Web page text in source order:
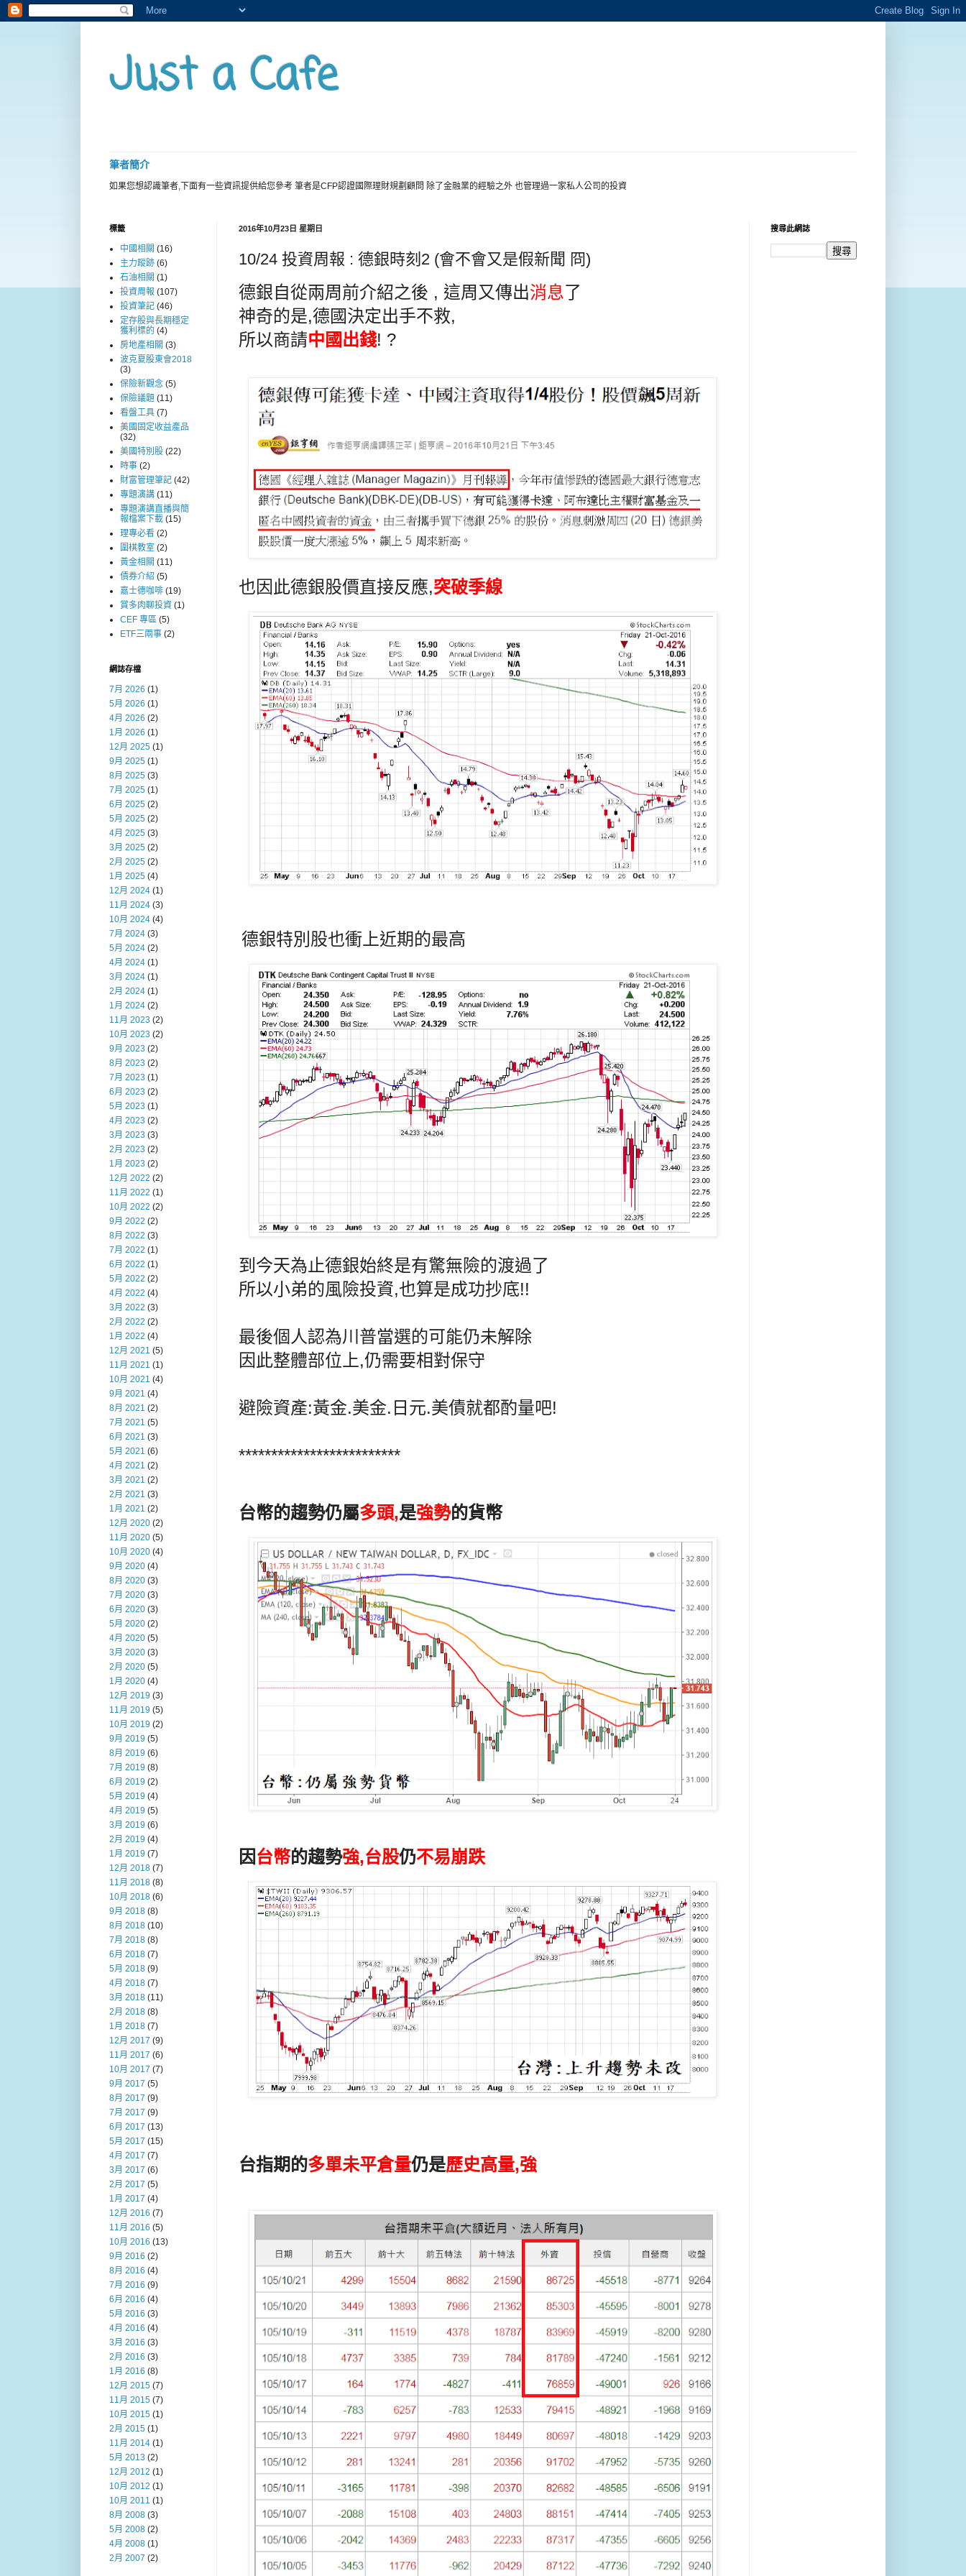
Just a Cafe
筆者簡介
如果您想認識筆者,下面有一些資訊提供給您參考 筆者是CFP認證國際理財規劃顧問 除了金融業的經驗之外 也管理過一家私人公司的投資
2016年10月23日 星期日
10/24 投資周報 : 德銀時刻2 (會不會又是假新聞 冏)
德銀自從兩周前介紹之後 , 這周又傳出消息了
神奇的是,德國決定出手不救,
所以商請中國出錢! ?
也因此德銀股價直接反應,突破季線
德銀特別股也衝上近期的最高
到今天為止德銀始終是有驚無險的渡過了
所以小弟的風險投資,也算是成功抄底!!
最後個人認為川普當選的可能仍未解除
因此整體部位上,仍需要相對保守
避險資產:黃金.美金.日元.美債就都酌量吧!
*************************
台幣的趨勢仍屬多頭,是強勢的貨幣
因台幣的趨勢強,台股仍不易崩跌
台指期的多單未平倉量仍是歷史高量,強
標籤
中國相關 (16)
主力蹤跡 (6)
石油相關 (1)
投資周報 (107)
投資筆記 (46)
定存股與長期穩定
獲利標的 (4)
房地產相關 (3)
波克夏股東會2018
(3)
保險新觀念 (5)
保險議題 (11)
看盤工具 (7)
美國固定收益產品
(32)
美國特別股 (22)
時事 (2)
財富管理筆記 (42)
專題演講 (11)
專題演講直播與簡
報檔案下載 (15)
理專必看 (2)
圍棋教室 (2)
黃金相關 (11)
債券介紹 (5)
嘉士德咖啡 (19)
賞多肉聊投資 (1)
CEF 專區 (5)
ETF三兩事 (2)
網誌存檔
7月 2026 (1)
5月 2026 (1)
4月 2026 (2)
1月 2026 (1)
12月 2025 (1)
9月 2025 (1)
8月 2025 (3)
7月 2025 (1)
6月 2025 (2)
5月 2025 (2)
4月 2025 (3)
3月 2025 (2)
2月 2025 (2)
1月 2025 (4)
12月 2024 (1)
11月 2024 (3)
10月 2024 (4)
7月 2024 (3)
5月 2024 (2)
4月 2024 (1)
3月 2024 (1)
2月 2024 (1)
1月 2024 (2)
11月 2023 (2)
10月 2023 (2)
9月 2023 (2)
8月 2023 (2)
7月 2023 (1)
6月 2023 (2)
5月 2023 (1)
4月 2023 (2)
3月 2023 (3)
2月 2023 (2)
1月 2023 (2)
12月 2022 (2)
11月 2022 (1)
10月 2022 (2)
9月 2022 (2)
8月 2022 (3)
7月 2022 (1)
6月 2022 (1)
5月 2022 (2)
4月 2022 (4)
3月 2022 (3)
2月 2022 (2)
1月 2022 (4)
12月 2021 (5)
11月 2021 (1)
10月 2021 (4)
9月 2021 (4)
8月 2021 (2)
7月 2021 (5)
6月 2021 (3)
5月 2021 (6)
4月 2021 (2)
3月 2021 (2)
2月 2021 (3)
1月 2021 (2)
12月 2020 (2)
11月 2020 (5)
10月 2020 (4)
9月 2020 (4)
8月 2020 (3)
7月 2020 (3)
6月 2020 (3)
5月 2020 (2)
4月 2020 (5)
3月 2020 (3)
2月 2020 (5)
1月 2020 (4)
12月 2019 (3)
11月 2019 (5)
10月 2019 (2)
9月 2019 (5)
8月 2019 (6)
7月 2019 (8)
6月 2019 (2)
5月 2019 (4)
4月 2019 (5)
3月 2019 (6)
2月 2019 (4)
1月 2019 (7)
12月 2018 (7)
11月 2018 (8)
10月 2018 (6)
9月 2018 (8)
8月 2018 (10)
7月 2018 (8)
6月 2018 (7)
5月 2018 (9)
4月 2018 (7)
3月 2018 (11)
2月 2018 (8)
1月 2018 (7)
12月 2017 (9)
11月 2017 (6)
10月 2017 (7)
9月 2017 (5)
8月 2017 (9)
7月 2017 (9)
6月 2017 (13)
5月 2017 (15)
4月 2017 (7)
3月 2017 (6)
2月 2017 (5)
1月 2017 (4)
12月 2016 (7)
11月 2016 (5)
10月 2016 (13)
9月 2016 (2)
8月 2016 (4)
7月 2016 (9)
6月 2016 (4)
5月 2016 (3)
4月 2016 (4)
3月 2016 (3)
2月 2016 (3)
1月 2016 (8)
12月 2015 (7)
11月 2015 (7)
10月 2015 (1)
2月 2015 (1)
11月 2014 (1)
5月 2013 (2)
12月 2012 (1)
10月 2012 (1)
10月 2011 (1)
8月 2008 (3)
5月 2008 (2)
4月 2008 (1)
2月 2007 (2)
搜尋此網誌